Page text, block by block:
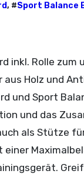
, #Sport Balance
Holz und
und Sport
und das
als Stütze